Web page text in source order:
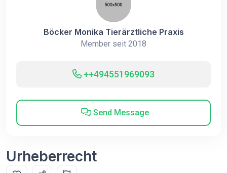
Böcker Monika Tierärztliche Praxis
Member seit 2018
++494551969093
Send Message
Urheberrecht